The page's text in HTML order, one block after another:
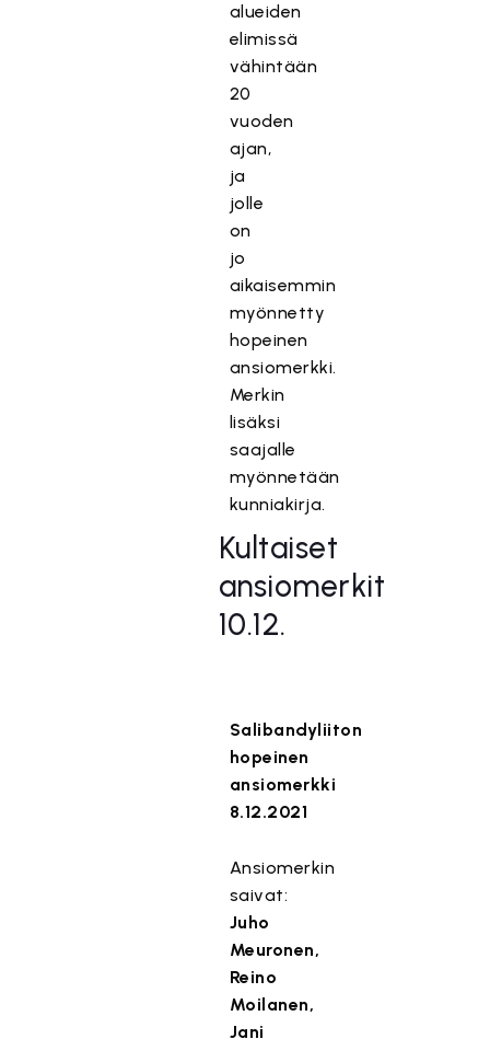
alueiden
elimissä
vähintään
20
vuoden
ajan,
ja
jolle
on
jo
aikaisemmin
myönnetty
hopeinen
ansiomerkki.
Merkin
lisäksi
saajalle
myönnetään
kunniakirja.
Kultaiset
ansiomerkit
10.12.
Salibandyliiton
hopeinen
ansiomerkki
8.12.2021
Ansiomerkin
saivat:
Juho
Meuronen,
Reino
Moilanen,
Jani